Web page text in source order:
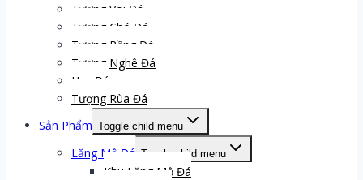
Tượng Voi Đá
Tượng Chó Đá
Tượng Rồng Đá
Tượng Nghê Đá
Hạc Đá
Tượng Rùa Đá
Sản Phẩm Toggle child menu
Lăng Mộ Đá Toggle child menu
Khu Lăng Mộ Đá